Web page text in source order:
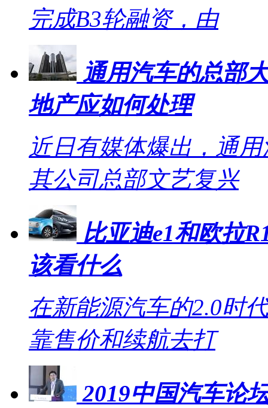
完成B3轮融资，由
通用汽车的总部
地产应如何处理
近日有媒体爆出，通
其公司总部文艺复兴
比亚迪e1和欧拉
该看什么
在新能源汽车的2.0时
靠售价和续航去打
2019中国汽车论